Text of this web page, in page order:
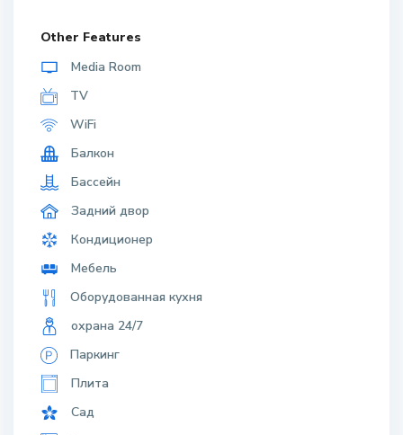
Other Features
Media Room
TV
WiFi
Балкон
Бассейн
Задний двор
Кондиционер
Мебель
Оборудованная кухня
охрана 24/7
Паркинг
Плита
Сад